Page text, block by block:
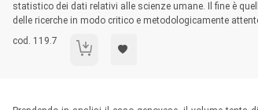
statistico dei dati relativi alle scienze umane. Il fine è
delle ricerche in modo critico e metodologicamente
Codice libro:
cod. 119.7 Dalla matrice dei dati all'analisi trivariata